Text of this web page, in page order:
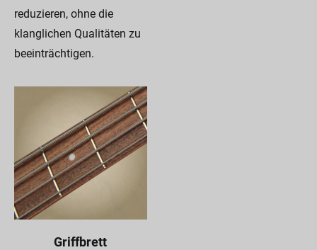
reduzieren, ohne die
klanglichen Qualitäten zu
beeinträchtigen.
Griffbrett